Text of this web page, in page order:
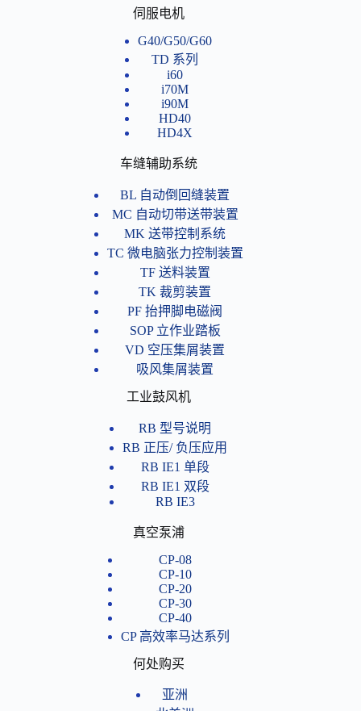
伺服电机
G40/G50/G60
TD 系列
i60
i70M
i90M
HD40
HD4X
车缝辅助系统
BL 自动倒回缝装置
MC 自动切带送带装置
MK 送带控制系统
TC 微电脑张力控制装置
TF 送料装置
TK 裁剪装置
PF 抬押脚电磁阀
SOP 立作业踏板
VD 空压集屑装置
吸风集屑装置
工业鼓风机
RB 型号说明
RB 正压/ 负压应用
RB IE1 单段
RB IE1 双段
RB IE3
真空泵浦
CP-08
CP-10
CP-20
CP-30
CP-40
CP 高效率马达系列
何处购买
亚洲